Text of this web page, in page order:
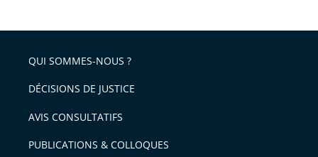
l'article
pour
avant
QUI SOMMES-NOUS ?
DÉCISIONS DE JUSTICE
AVIS CONSULTATIFS
PUBLICATIONS & COLLOQUES